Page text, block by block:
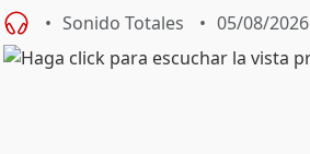
Sonido Totales 05/08/2026